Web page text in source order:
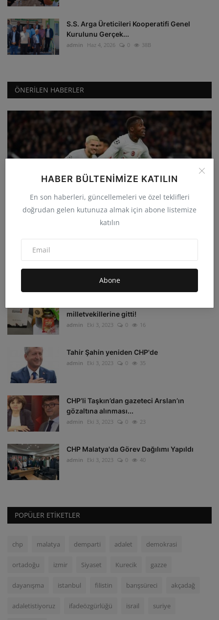
HABER BÜLTENIMIZE KATILIN
En son haberleri, güncellemeleri ve özel teklifleri
doğrudan gelen kutunuza almak için abone listemize
katılın
Abone
S.S. Arga Üreticileri Kooperatifi Genel
Kurulunu Gerçek...
admin Haz 4, 2026 0 38B
ÖNERILEN HABERLER
Galatasaray deplasmanda Manchester
United'ı 3-2 yenerek...
Eki 4, 2023
milletvekillerine gitti!
admin Eki 3, 2023 0 16
Tahir Şahin yeniden CHP'de
admin Eki 3, 2023 0 35
CHP’li Taşkın’dan gazeteci Arslan’ın
gözaltına alınması...
admin Eki 3, 2023 0 23
CHP Malatya'da Görev Dağılımı Yapıldı
admin Eki 3, 2023 0 40
POPÜLER ETIKETLER
chp malatya demparti adalet demokrasi
ortadoğu izmir Siyaset Kurecik gazze
dayanışma istanbul filistin barışsüreci akçadağ
adaletistiyoruz ifadeözgürlüğü israil suriye